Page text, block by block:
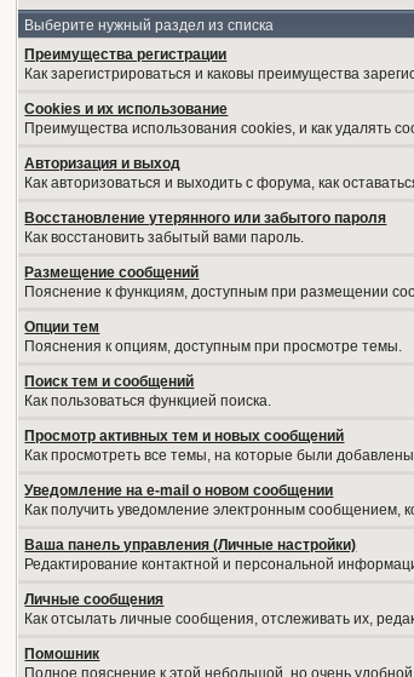
Выберите нужный раздел из списка
Преимущества регистрации
Как зарегистрироваться и каковы преимущества
Cookies и их использование
Преимущества использования cookies, и как удалять
Авторизация и выход
Как авторизоваться и выходить с форума, как
Восстановление утерянного или забытого пароля
Как восстановить забытый вами пароль.
Размещение сообщений
Пояснение к функциям, доступным при размещении
Опции тем
Пояснения к опциям, доступным при просмотре темы.
Поиск тем и сообщений
Как пользоваться функцией поиска.
Просмотр активных тем и новых сообщений
Как просмотреть все темы, на которые были
Уведомление на е-mail о новом сообщении
Как получить уведомление электронным сообщением,
Ваша панель управления (Личные настройки)
Редактирование контактной и персональной
Личные сообщения
Как отсылать личные сообщения, отслеживать их,
Помошник
Полное пояснение к этой небольшой, но очень